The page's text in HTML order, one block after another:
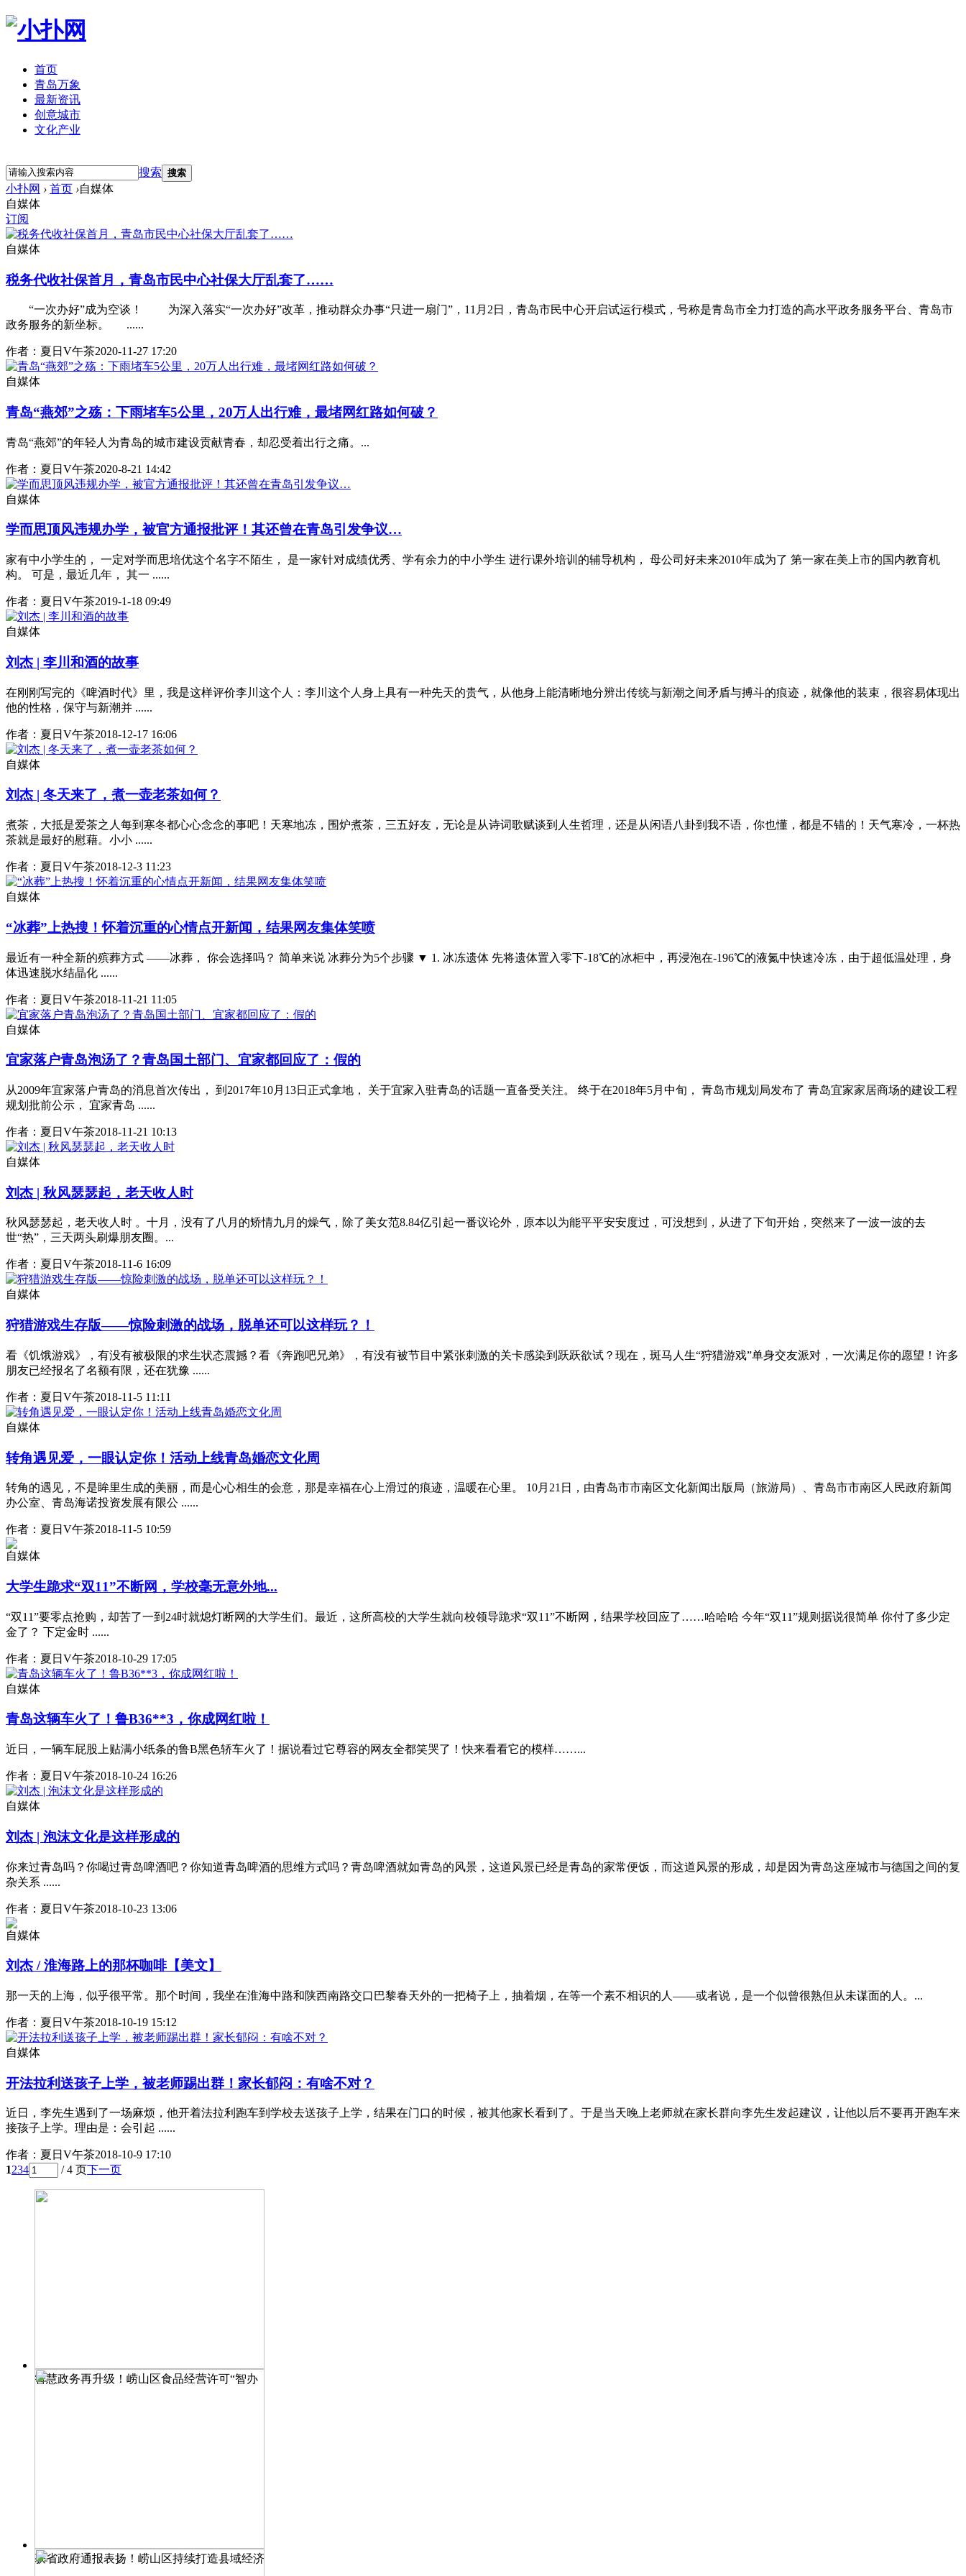
首页
青岛万象
最新资讯
创意城市
文化产业
搜索 搜索
小扑网 › 首页 ›自媒体
自媒体
订阅
自媒体
税务代收社保首月，青岛市民中心社保大厅乱套了……
“一次办好”成为空谈！ 为深入落实“一次办好”改革，推动群众办事“只进一扇门”，11月2日，青岛市民中心开启试运行模式，号称是青岛市全力打造的高水平政务服务平台、青岛市
政务服务的新坐标。 ......
作者：夏日V午茶2020-11-27 17:20
自媒体
青岛“燕郊”之殇：下雨堵车5公里，20万人出行难，最堵网红路如何破？
青岛“燕郊”的年轻人为青岛的城市建设贡献青春，却忍受着出行之痛。...
作者：夏日V午茶2020-8-21 14:42
自媒体
学而思顶风违规办学，被官方通报批评！其还曾在青岛引发争议…
家有中小学生的， 一定对学而思培优这个名字不陌生， 是一家针对成绩优秀、学有余力的中小学生 进行课外培训的辅导机构， 母公司好未来2010年成为了 第一家在美上市的国内教育机
构。 可是，最近几年， 其一 ......
作者：夏日V午茶2019-1-18 09:49
自媒体
刘杰 | 李川和酒的故事
在刚刚写完的《啤酒时代》里，我是这样评价李川这个人：李川这个人身上具有一种先天的贵气，从他身上能清晰地分辨出传统与新潮之间矛盾与搏斗的痕迹，就像他的装束，很容易体现出
他的性格，保守与新潮并 ......
作者：夏日V午茶2018-12-17 16:06
自媒体
刘杰 | 冬天来了，煮一壶老茶如何？
煮茶，大抵是爱茶之人每到寒冬都心心念念的事吧！天寒地冻，围炉煮茶，三五好友，无论是从诗词歌赋谈到人生哲理，还是从闲语八卦到我不语，你也懂，都是不错的！天气寒冷，一杯热
茶就是最好的慰藉。小小 ......
作者：夏日V午茶2018-12-3 11:23
自媒体
“冰葬”上热搜！怀着沉重的心情点开新闻，结果网友集体笑喷
最近有一种全新的殡葬方式 ——冰葬， 你会选择吗？ 简单来说 冰葬分为5个步骤 ▼ 1. 冰冻遗体 先将遗体置入零下-18℃的冰柜中，再浸泡在-196℃的液氮中快速冷冻，由于超低温处理，身
体迅速脱水结晶化 ......
作者：夏日V午茶2018-11-21 11:05
自媒体
宜家落户青岛泡汤了？青岛国土部门、宜家都回应了：假的
从2009年宜家落户青岛的消息首次传出， 到2017年10月13日正式拿地， 关于宜家入驻青岛的话题一直备受关注。 终于在2018年5月中旬， 青岛市规划局发布了 青岛宜家家居商场的建设工程
规划批前公示， 宜家青岛 ......
作者：夏日V午茶2018-11-21 10:13
自媒体
刘杰 | 秋风瑟瑟起，老天收人时
秋风瑟瑟起，老天收人时 。十月，没有了八月的矫情九月的燥气，除了美女范8.84亿引起一番议论外，原本以为能平平安安度过，可没想到，从进了下旬开始，突然来了一波一波的去
世“热”，三天两头刷爆朋友圈。...
作者：夏日V午茶2018-11-6 16:09
自媒体
狩猎游戏生存版——惊险刺激的战场，脱单还可以这样玩？！
看《饥饿游戏》，有没有被极限的求生状态震撼？看《奔跑吧兄弟》，有没有被节目中紧张刺激的关卡感染到跃跃欲试？现在，斑马人生“狩猎游戏”单身交友派对，一次满足你的愿望！许多
朋友已经报名了名额有限，还在犹豫 ......
作者：夏日V午茶2018-11-5 11:11
自媒体
转角遇见爱，一眼认定你！活动上线青岛婚恋文化周
转角的遇见，不是眸里生成的美丽，而是心心相生的会意，那是幸福在心上滑过的痕迹，温暖在心里。 10月21日，由青岛市市南区文化新闻出版局（旅游局）、青岛市市南区人民政府新闻
办公室、青岛海诺投资发展有限公 ......
作者：夏日V午茶2018-11-5 10:59
自媒体
大学生跪求“双11”不断网，学校毫无意外地...
“双11”要零点抢购，却苦了一到24时就熄灯断网的大学生们。最近，这所高校的大学生就向校领导跪求“双11”不断网，结果学校回应了……哈哈哈 今年“双11”规则据说很简单 你付了多少定
金了？ 下定金时 ......
作者：夏日V午茶2018-10-29 17:05
自媒体
青岛这辆车火了！鲁B36**3，你成网红啦！
近日，一辆车屁股上贴满小纸条的鲁B黑色轿车火了！据说看过它尊容的网友全都笑哭了！快来看看它的模样……...
作者：夏日V午茶2018-10-24 16:26
自媒体
刘杰 | 泡沫文化是这样形成的
你来过青岛吗？你喝过青岛啤酒吧？你知道青岛啤酒的思维方式吗？青岛啤酒就如青岛的风景，这道风景已经是青岛的家常便饭，而这道风景的形成，却是因为青岛这座城市与德国之间的复
杂关系 ......
作者：夏日V午茶2018-10-23 13:06
自媒体
刘杰 / 淮海路上的那杯咖啡【美文】
那一天的上海，似乎很平常。那个时间，我坐在淮海中路和陕西南路交口巴黎春天外的一把椅子上，抽着烟，在等一个素不相识的人——或者说，是一个似曾很熟但从未谋面的人。...
作者：夏日V午茶2018-10-19 15:12
自媒体
开法拉利送孩子上学，被老师踢出群！家长郁闷：有啥不对？
近日，李先生遇到了一场麻烦，他开着法拉利跑车到学校去送孩子上学，结果在门口的时候，被其他家长看到了。于是当天晚上老师就在家长群向李先生发起建议，让他以后不要再开跑车来
接孩子上学。理由是：会引起 ......
作者：夏日V午茶2018-10-9 17:10
1234 / 4 页下一页
智慧政务再升级！崂山区食品经营许可“智办
获省政府通报表扬！崂山区持续打造县域经济